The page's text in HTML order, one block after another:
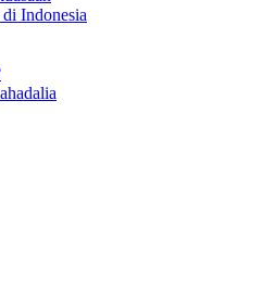
Indonesia